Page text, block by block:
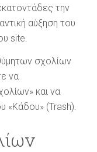
την
αύξηση του
site.
σχολίων
να
και να
«Κάδου» (Trash).